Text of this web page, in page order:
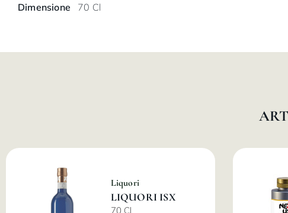
Dimensione
70 Cl
Liquori
LIQUORI ISX
70 Cl